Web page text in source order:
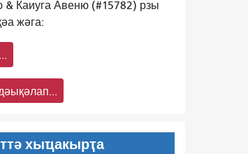
Каиуга Авеню (#15782) рзы
жәга:
хыҵакырҭа